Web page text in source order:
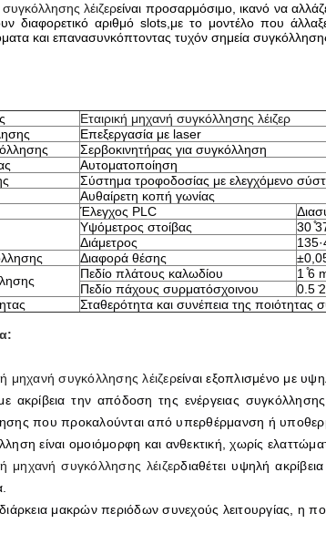
λέιζερείναι προσαρμόσιμο, ικανό να
διαφορετικό αριθμό slots,με το μοντέλο που
και επανασυνκόπτοντας τυχόν σημεία
Εταιρική μηχανή συγκόλλησης λέιζερ
Επεξεργασία με laser
Σερβοκινητήρας για συγκόλληση
Αυτοματοποίηση
Σύστημα τροφοδοσίας με ελεγχόμενο
Αυθαίρετη κοπή γωνίας
Έλεγχος PLC
Υψόμετρος στοίβας
30
Διάμετρος
Διαφορά θέσης
Πεδίο πλάτους καλωδίου
1 ̊6
Πεδίο πάχους συρματόσχοινου
0.5
Σταθερότητα και συνέπεια της ποιότητας
μηχανή συγκόλλησης λέιζερείναι εξοπλισμένο με
ακρίβεια την απόδοση της ενέργειας
που προκαλούνται από υπερθέρμανση ή
είναι ομοιόμορφη και ανθεκτική, χωρίς
μηχανή συγκόλλησης λέιζερδιαθέτει υψηλή
μακρών περιόδων συνεχούς λειτουργίας,